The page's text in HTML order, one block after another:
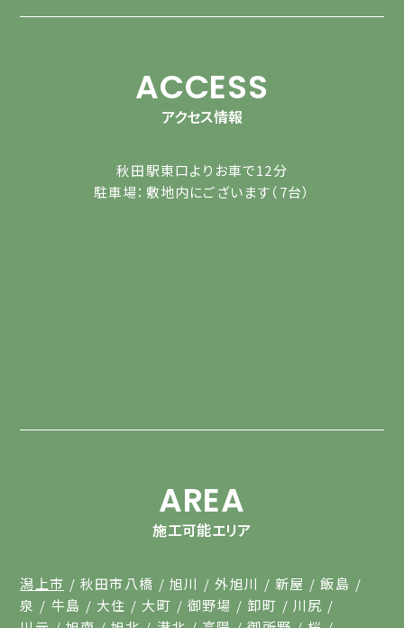
ACCESS
アクセス情報
秋田駅東口よりお車で12分
駐車場：敷地内にございます（7台）
AREA
施工可能エリア
潟上市 秋田市八橋 旭川 外旭川 新屋
飯島
泉
牛島 大住 大町 御野場 卸町
川尻